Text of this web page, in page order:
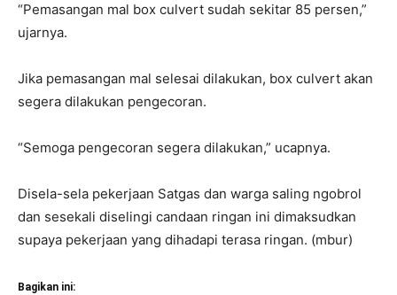
“Pemasangan mal box culvert sudah sekitar 85 persen,”
ujarnya.
Jika pemasangan mal selesai dilakukan, box culvert akan
segera dilakukan pengecoran.
“Semoga pengecoran segera dilakukan,” ucapnya.
Disela-sela pekerjaan Satgas dan warga saling ngobrol
dan sesekali diselingi candaan ringan ini dimaksudkan
supaya pekerjaan yang dihadapi terasa ringan. (mbur)
Bagikan ini: